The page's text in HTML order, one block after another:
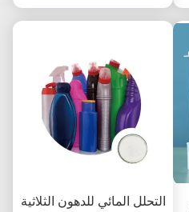
التحلل المائي للدهون الثلاثية